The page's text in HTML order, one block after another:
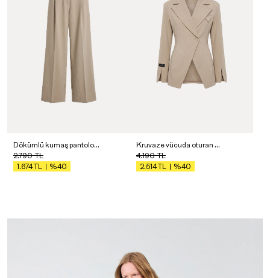
Dökümlü kumaş pantolon - Premium Edition
2.790TL
1.674
%40
Kruvaze vücuda oturan blazer - Premium Collection
4.190TL
2.514
%40